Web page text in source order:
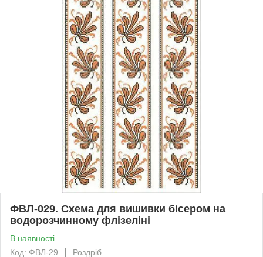
ФВЛ-029. Схема для вишивки бісером на
водорозчинному флізеліні
В наявності
Код: ФВЛ-29
Роздріб